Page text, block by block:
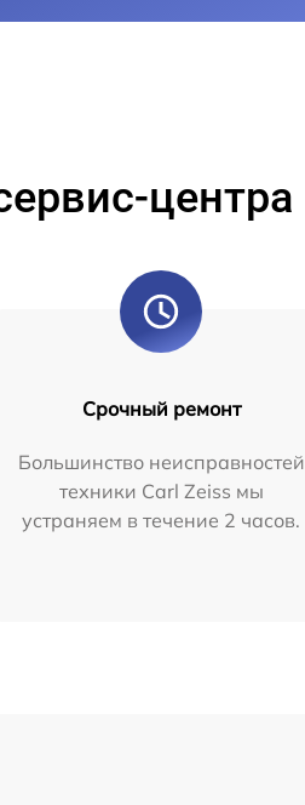
центра
Срочный ремонт
Большинство неисправностей
техники Carl Zeiss мы
устраняем в течение 2 часов.